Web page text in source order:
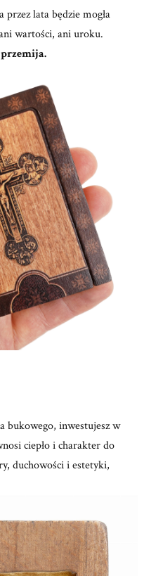
lata będzie mogła
wartości, ani uroku.
bukowego, inwestujesz w
ciepło i charakter do
duchowości i estetyki,